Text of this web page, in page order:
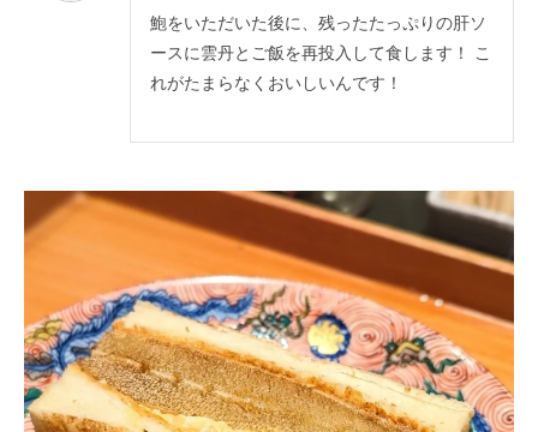
鮑をいただいた後に、残ったたっぷりの肝ソ
ースに雲丹とご飯を再投入して食します！ こ
れがたまらなくおいしいんです！